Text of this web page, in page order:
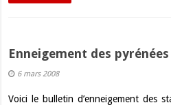
Enneigement des
6 mars 2008
Voici le bulletin d’enneigement des